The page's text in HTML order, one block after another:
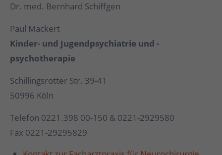
Dr. med. Bernhard Schiffgen
Paul Mackert
Kinder- und Jugendpsychiatrie und -
psychotherapie
Schillingsrotter Str. 39-41
50996 Köln
Telefon 0221.398 00-150 & 0221-2929580
Fax 0221-29295829